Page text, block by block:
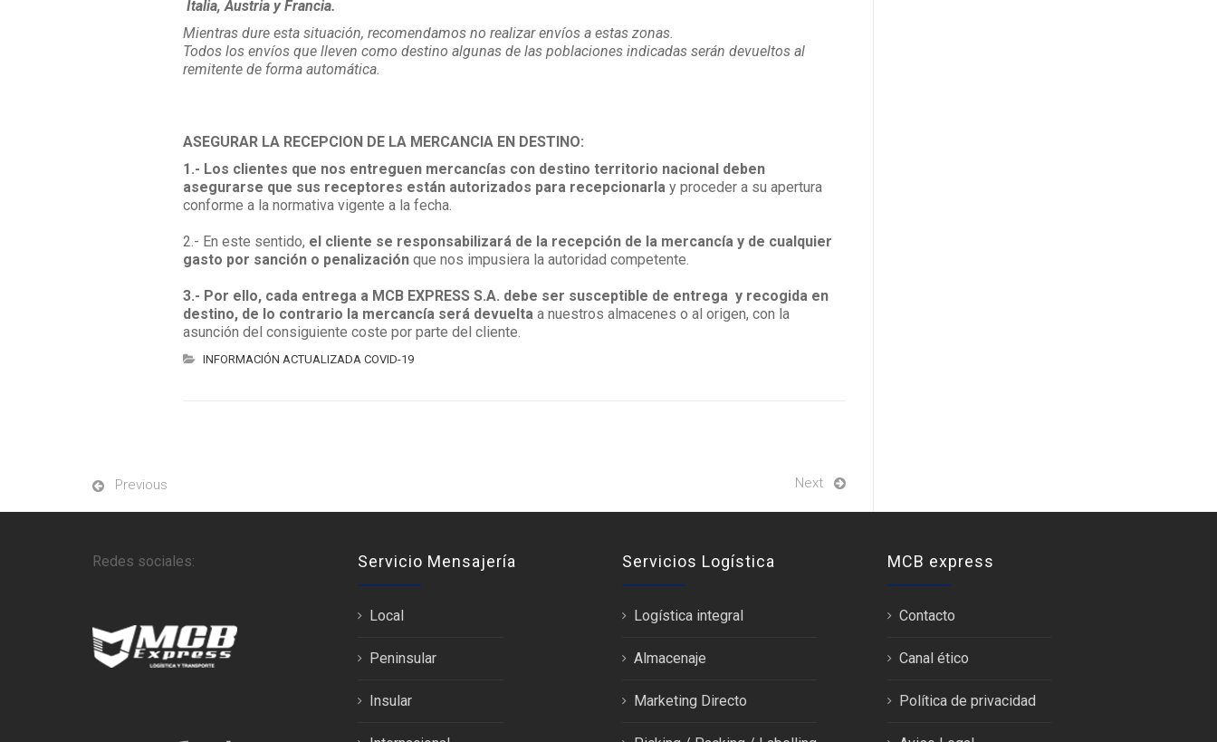
Italia, Austria y Francia.
Mientras dure esta situación, recomendamos no realizar envíos a estas zonas.
Todos los envíos que lleven como destino algunas de las poblaciones indicadas serán devueltos al
remitente de forma automática.
ASEGURAR LA RECEPCION DE LA MERCANCIA EN DESTINO:
1.- Los clientes que nos entreguen mercancías con destino territorio nacional deben
asegurarse que sus receptores están autorizados para recepcionarla y proceder a su apertura
conforme a la normativa vigente a la fecha.
2.- En este sentido, el cliente se responsabilizará de la recepción de la mercancía y de cualquier
gasto por sanción o penalización que nos impusiera la autoridad competente.
3.- Por ello, cada entrega a MCB EXPRESS S.A. debe ser susceptible de entrega y recogida en
destino, de lo contrario la mercancía será devuelta a nuestros almacenes o al origen, con la
asunción del consiguiente coste por parte del cliente.
INFORMACIÓN ACTUALIZADA COVID-19
Previous Next
Redes sociales: Servicio Mensajería
Local
Peninsular
Insular
Servicios Logística
Logística integral
Almacenaje
Marketing Directo
MCB express
Contacto
Canal ético
Política de privacidad